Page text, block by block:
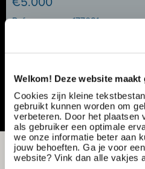
Welkom! Deze website
Cookies zijn kleine
gebruikt kunnen worden om
verbeteren. Door het plaatsen
als gebruiker een optimale
we onze informatie beter aan
jouw behoeften. Ga je voor
website? Vink dan alle vakjes
Ref nummer:
177081
Vacature delen of